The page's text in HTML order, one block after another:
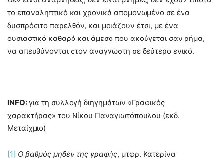
το επαναληπτικό και χρονικά απομονωμένο σε ένα
δυσπρόσιτο παρελθόν, και μοιάζουν έτσι, με ένα
ουσιαστικό καθαρό και άμεσο που ακούγεται σαν ρήμα,
να απευθύνονται στον αναγνώστη σε δεύτερο ενικό.
INFO:για τη συλλογή διηγημάτων «Γραφικός
χαρακτήρας» του Νίκου Παναγιωτόπουλου (εκδ.
Μεταίχμιο)
[1] Ο βαθμός μηδέν της γραφής, μτφρ. Κατερίνα